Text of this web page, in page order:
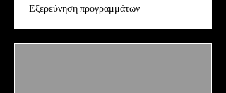
Εξερεύνηση προγραμμάτων